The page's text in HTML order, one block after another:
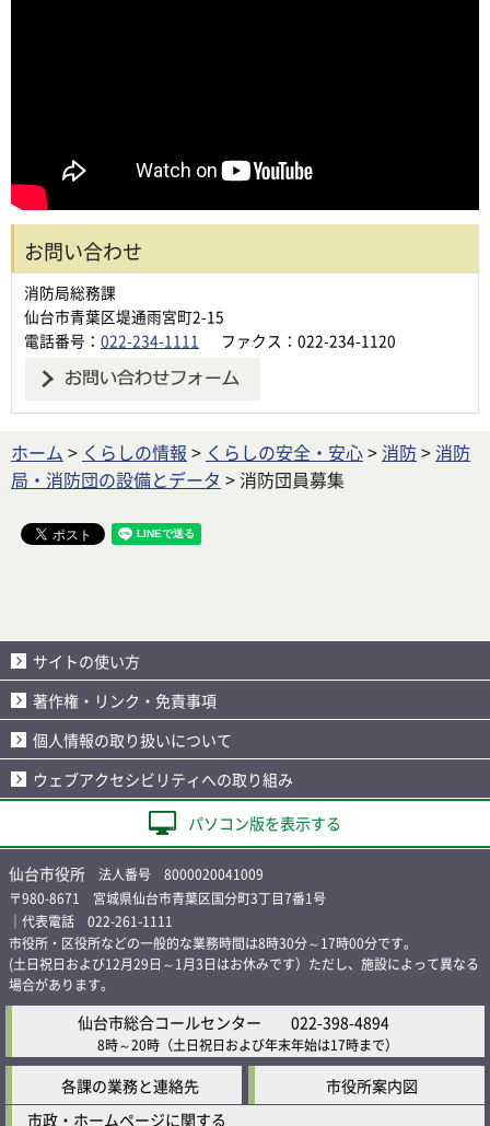
お問い合わせ
消防局総務課
仙台市青葉区堤通雨宮町2-15
電話番号： 022-234-1111 ファクス：022-234-1120
ホーム > くらしの情報 > くらしの安全・安心> 消防> 消防
局・消防団の設備とデータ > 消防団員募集
サイトの使い方
著作権・リンク・免責事項
個人情報の取り扱いについて
ウェブアクセシビリティへの取り組み
パソコン版を表示する
仙台市役所 法人番号 8000020041009
〒980-8671 宮城県仙台市青葉区国分町3丁目7番1号
｜代表電話 022-261-1111
市役所・区役所などの一般的な業務時間は8時30分～17時00分です。
(土日祝日および12月29日～1月3日はお休みです）ただし、施設によって異なる
場合があります。
仙台市総合コールセンター 022-398-4894
8時～20時 （土日祝日および年末年始は17時まで）
各課の業務と連絡先
市役所案内図
市政・ホームページに関する